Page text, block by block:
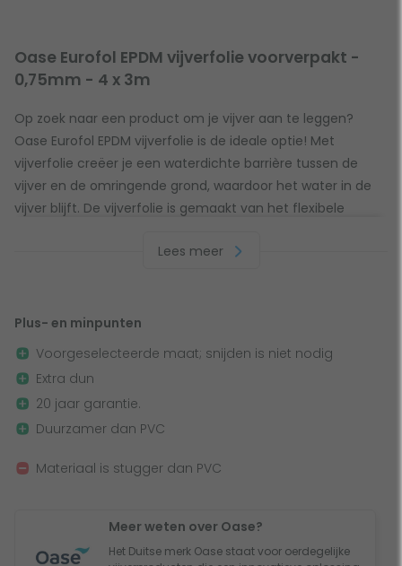
Oase Eurofol EPDM vijverfolie voorverpakt -
0,75mm - 4 x 3m
Op zoek naar een product om je vijver aan te leggen?
Oase Eurofol EPDM vijverfolie is de ideale optie! Met
vijverfolie creëer je een waterdichte barrière tussen de
vijver en de omringende grond, waardoor het water in de
vijver blijft. De vijverfolie is gemaakt van het flexibele
jaar. De Oase Eurofol EPDM vijverfolie heeft een afmeting
dankzij het extra dunne materiaal leg je de vijverfolie
Werking vijverfolie
Vijverfolie is als een stevige regenjas voor je vijver. Het
weglekt naar de grond eromheen. Gemaakt van een
ongeveer 20 jaar mee. Het is een handige manier om
Lees meer
Plus- en minpunten
Voorgeselecteerde maat; snijden is niet nodig
Extra dun
20 jaar garantie.
Duurzamer dan PVC
Materiaal is stugger dan PVC
Meer weten over Oase?
Het Duitse merk Oase staat voor oerdegelijke